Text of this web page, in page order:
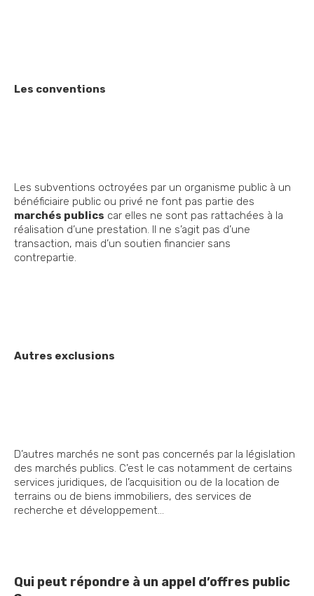
Les conventions
Les subventions octroyées par un organisme public à un
bénéficiaire public ou privé ne font pas partie des
marchés publics car elles ne sont pas rattachées à la
réalisation d’une prestation. Il ne s’agit pas d’une
transaction, mais d’un soutien financier sans
contrepartie.
Autres exclusions
D’autres marchés ne sont pas concernés par la législation
des marchés publics. C’est le cas notamment de certains
services juridiques, de l’acquisition ou de la location de
terrains ou de biens immobiliers, des services de
recherche et développement…
Qui peut répondre à un appel d’offres public